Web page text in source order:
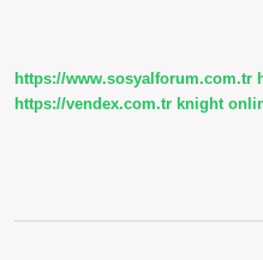
https://www.sosyalforum.com.tr
https://vendex.com.tr knight